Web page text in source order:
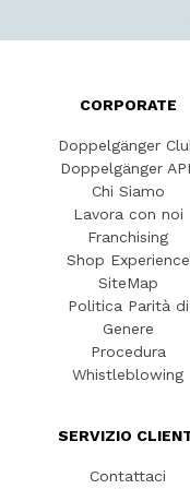
CORPORATE
Doppelgänger
Doppelgänger
Chi Siamo
Lavora con noi
Franchising
Shop Experience
SiteMap
Politica Parità di
Genere
Procedura
Whistleblowing
SERVIZIO
Contattaci